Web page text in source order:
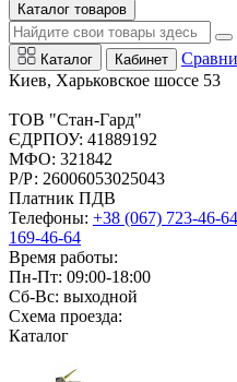
Каталог товаров
Каталог Кабинет
Киев, Харьковское шоссе 53
ТОВ "Стан-Гард"
ЄДРПОУ: 41889192
МФО: 321842
Р/Р: 26006053025043
Платник ПДВ
Телефоны: +38 (067) 723-46-64
169-46-64
Время работы:
Пн-Пт: 09:00-18:00
Сб-Вс: выходной
Схема проезда:
Каталог